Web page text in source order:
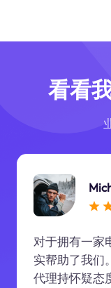
看看
对于拥有一家
实帮助了我们
代理持怀疑态